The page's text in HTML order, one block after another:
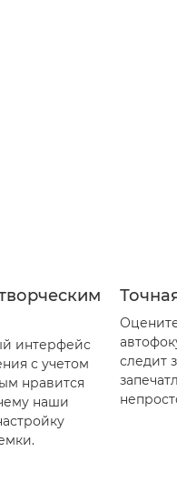
интерфейс
с учетом
нравится
наши
следит